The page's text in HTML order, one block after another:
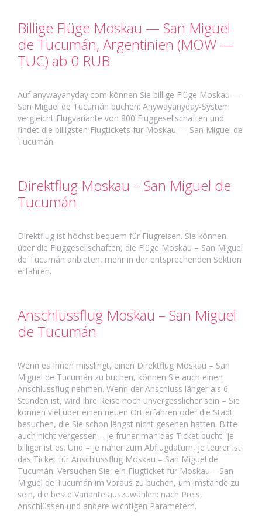
Billige Flüge Moskau — San Miguel
de Tucumán, Argentinien (MOW —
TUC) ab 0 RUB
Auf anywayanyday.com können Sie billige Flüge Moskau —
San Miguel de Tucumán buchen: Anywayanyday-System
vergleicht Flugvariante von 800 Fluggesellschaften und
findet die billigsten Flugtickets für Moskau — San Miguel de
Tucumán.
Direktflug Moskau – San Miguel de
Tucumán
Direktflug ist höchst bequem für Flugreisen. Sie können
über die Fluggesellschaften, die Flüge Moskau – San Miguel
de Tucumán anbieten, mehr in der entsprechenden Sektion
erfahren.
Anschlussflug Moskau – San Miguel
de Tucumán
Wenn es Ihnen misslingt, einen Direktflug Moskau – San
Miguel de Tucumán zu buchen, können Sie auch einen
Anschlussflug nehmen. Wenn der Anschluss länger als 6
Stunden ist, wird Ihre Reise noch unvergesslicher sein – Sie
können viel über einen neuen Ort erfahren oder die Stadt
besuchen, die Sie schon längst nicht gesehen hatten. Bitte
auch nicht vergessen – je früher man das Ticket bucht, je
billiger ist es. Und – je näher zum Abflugdatum, je teurer ist
das Ticket für Anschlussflug Moskau – San Miguel de
Tucumán. Versuchen Sie, ein Flugticket für Moskau – San
Miguel de Tucumán im Voraus zu buchen, um imstande zu
sein, die beste Variante auszuwählen: nach Preis,
Anschlüssen und andere wichtigen Parametern.